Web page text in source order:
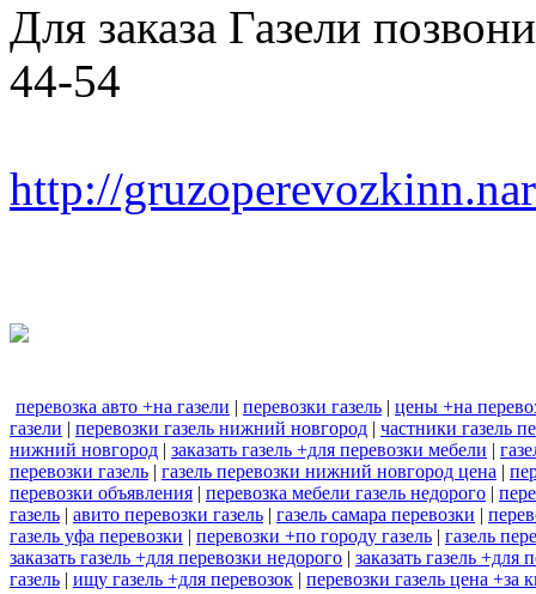
Для заказа Газели
44-54
http://
перевозка авто +на газели | перевозки газель | цены +на
газели | перевозки газель нижний новгород | частники газель
нижний новгород | заказать газель +для перевозки мебели |
перевозки газель | газель перевозки нижний новгород цена |
перевозки объявления | перевозка мебели газель недорого |
газель | авито перевозки газель | газель самара перевозки |
газель уфа перевозки | перевозки +по городу газель | газель
заказать газель +для перевозки недорого | заказать газель +для
газель | ищу газель +для перевозок | перевозки газель цена +за